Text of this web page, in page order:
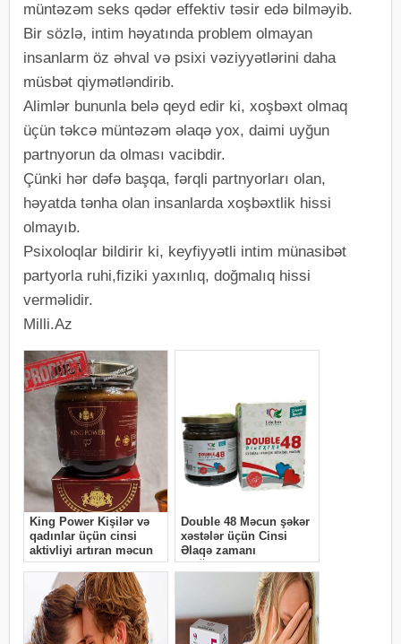
müntəzəm seks qədər effektiv təsir edə bilməyib.
Bir sözlə, intim həyatında problem olmayan
insanlarm öz əhval və psixi vəziyyətlərini daha
müsbət qiymətləndirib.
Alimlər bununla belə qeyd edir ki, xoşbəxt olmaq
üçün təkcə müntəzəm əlaqə yox, daimi uyğun
partnyorun da olması vacibdir.
Çünki hər dəfə başqa, fərqli partnyorları olan,
həyatda tənha olan insanlarda xoşbəxtlik hissi
olmayıb.
Psixoloqlar bildirir ki, keyfiyyətli intim münasibət
partyorla ruhi,fiziki yaxınlıq, doğmalıq hissi
verməlidir.
Milli.Az